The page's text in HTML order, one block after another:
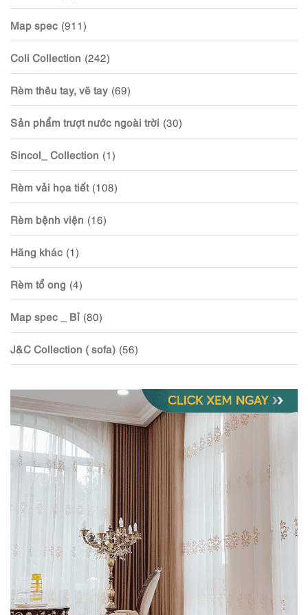
Map spec (911)
Coli Collection (242)
Rèm thêu tay, vẽ tay (69)
Sản phẩm trượt nước ngoài trời (30)
Sincol_ Collection (1)
Rèm vải họa tiết (108)
Rèm bệnh viện (16)
Hãng khác (1)
Rèm tổ ong (4)
Map spec _ Bỉ (80)
J&C Collection ( sofa) (56)